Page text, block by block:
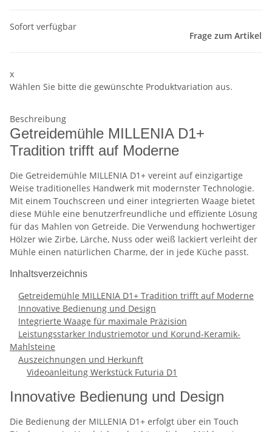
Sofort verfügbar
Frage zum Artikel
x
Wählen Sie bitte die gewünschte Produktvariation aus.
Beschreibung
Getreidemühle MILLENIA D1+
Tradition trifft auf Moderne
Die Getreidemühle MILLENIA D1+ vereint auf einzigartige
Weise traditionelles Handwerk mit modernster Technologie.
Mit einem Touchscreen und einer integrierten Waage bietet
diese Mühle eine benutzerfreundliche und effiziente Lösung
für das Mahlen von Getreide. Die Verwendung hochwertiger
Hölzer wie Zirbe, Lärche, Nuss oder weiß lackiert verleiht der
Mühle einen natürlichen Charme, der in jede Küche passt.
Inhaltsverzeichnis
Getreidemühle MILLENIA D1+ Tradition trifft auf Moderne
Innovative Bedienung und Design
Integrierte Waage für maximale Präzision
Leistungsstarker Industriemotor und Korund-Keramik-
Mahlsteine
Auszeichnungen und Herkunft
Videoanleitung Werkstück Futuria D1
Innovative Bedienung und Design
Die Bedienung der MILLENIA D1+ erfolgt über ein Touch